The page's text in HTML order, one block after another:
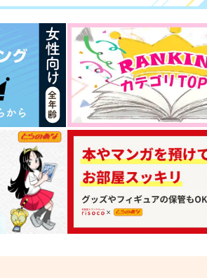
白雪姫
月桂冠
1,572
アルハイゼン×カーヴェ